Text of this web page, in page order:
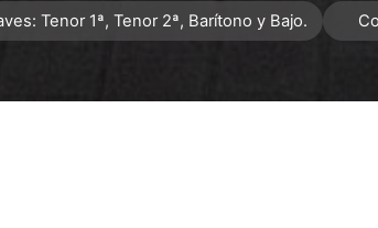
Tenor 1ª, Tenor 2ª, Barítono y Bajo.